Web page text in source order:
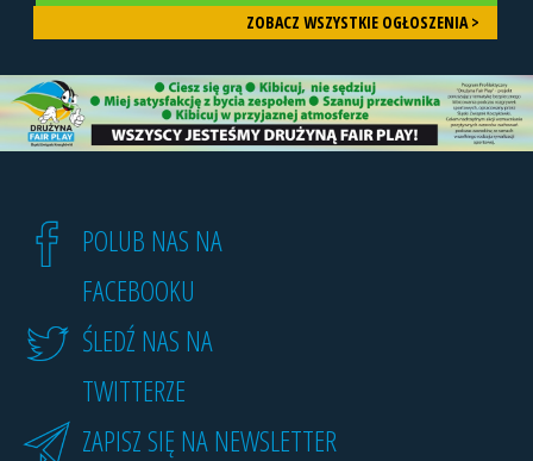
ZOBACZ WSZYSTKIE OGŁOSZENIA >
POLUB NAS NA
FACEBOOKU
ŚLEDŹ NAS NA
TWITTERZE
ZAPISZ SIĘ NA NEWSLETTER